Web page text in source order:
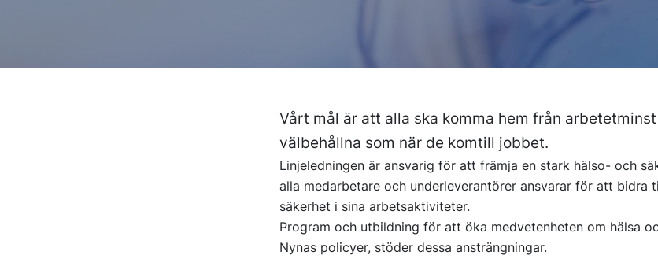
Vårt mål är att alla ska komma hem från
välbehållna som när de komtill jobbet.
Linjeledningen är ansvarig för att främja en stark hälso- och
alla medarbetare och underleverantörer ansvarar för att bidra
säkerhet i sina arbetsaktiviteter.
Program och utbildning för att öka medvetenheten om hälsa
Nynas policyer, stöder dessa ansträngningar.